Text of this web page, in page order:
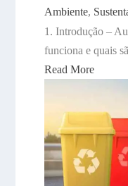
Ambiente,
1. Introdução –
funciona e quais
Read More